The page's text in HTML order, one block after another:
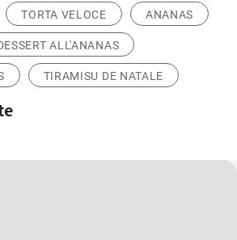
TORTA VELOCE ANANAS
ALL'ANANAS
TIRAMISU DE NATALE